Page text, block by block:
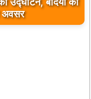
बनी अधिवक्ता